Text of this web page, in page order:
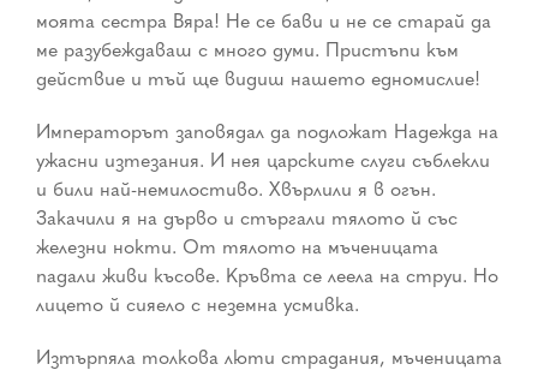
моята сестра Вяра! Не се бави и не се старай да
ме разубеждаваш с много думи. Пристъпи към
действие и тъй ще видиш нашето едномислие!
Императорът заповядал да подложат Надежда на
ужасни изтезания. И нея царските слуги съблекли
и били най-немилостиво. Хвърлили я в огън.
Закачили я на дърво и стъргали тялото й със
железни нокти. От тялото на мъченицата
падали живи късове. Кръвта се леела на струи. Но
лицето й сияело с неземна усмивка.
Изтърпяла толкова люти страдания, мъченицата